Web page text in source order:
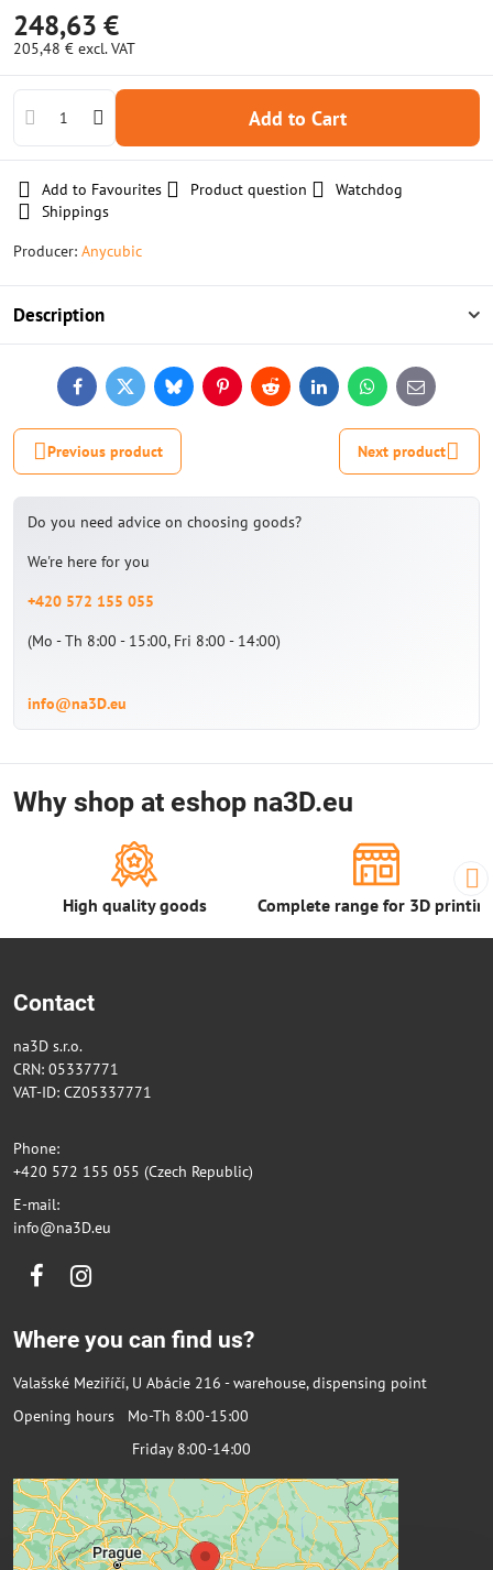
248,63 €
205,48 € excl. VAT
Add to Cart
Add to Favourites Product question
Watchdog
Shippings
Producer: Anycubic
Description
FacebookTwitterBlueskyPinterestReddit LinkedInWhatsApp
E-
mail
Previous product Next product
Do you need advice on choosing goods?
We're here for you
+420 572 155 055
(Mo - Th 8:00 - 15:00, Fri 8:00 - 14:00)
info@na3D.eu
Why shop at eshop na3D.eu
High quality goods Complete range for 3D
Contact
na3D s.r.o.
CRN: 05337771
VAT-ID: CZ05337771
Phone:
+420 572 155 055 (Czech Republic)
E-mail:
info@na3D.eu
FacebookInstagram
Where you can find us?
Valašské Meziříčí, U Abácie 216 - warehouse, dispensing point
Opening hours Mo-Th 8:00-15:00
Friday 8:00-14:00